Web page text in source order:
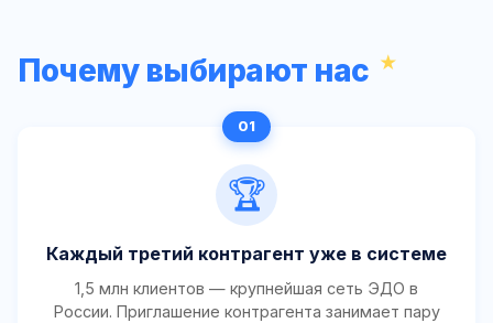
Почему выбирают нас
🏆
Каждый третий контрагент уже в системе
1,5 млн клиентов — крупнейшая сеть ЭДО в
России. Приглашение контрагента занимает пару